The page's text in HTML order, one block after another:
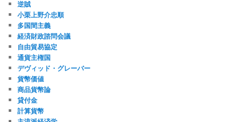
逆賊
小栗上野介忠順
多国間主義
経済財政諮問会議
自由貿易協定
通貨主権国
デヴィッド・グレーバー
貨幣価値
商品貨幣論
貸付金
計算貨幣